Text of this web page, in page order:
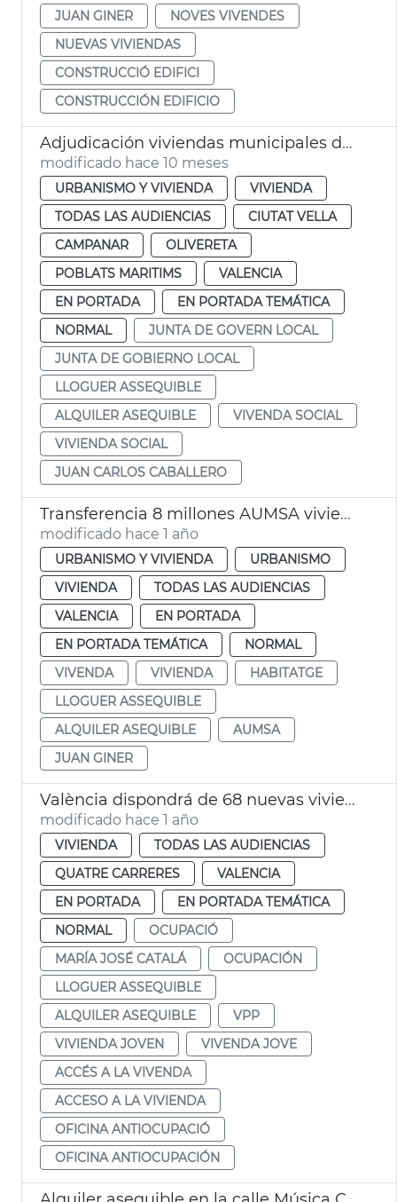
JUAN GINER
NOVES VIVENDES
NUEVAS VIVIENDAS
CONSTRUCCIÓ EDIFICI
CONSTRUCCIÓN EDIFICIO
Adjudicación viviendas municipales de alquiler asequible València
modificado hace 10 meses
URBANISMO Y VIVIENDA
VIVIENDA
TODAS LAS AUDIENCIAS
CIUTAT VELLA
CAMPANAR
OLIVERETA
POBLATS MARITIMS
VALENCIA
EN PORTADA
EN PORTADA TEMÁTICA
NORMAL
JUNTA DE GOVERN LOCAL
JUNTA DE GOBIERNO LOCAL
LLOGUER ASSEQUIBLE
ALQUILER ASEQUIBLE
VIVENDA SOCIAL
VIVIENDA SOCIAL
JUAN CARLOS CABALLERO
Transferencia 8 millones AUMSA viviendas alquiler asequible
modificado hace 1 año
URBANISMO Y VIVIENDA
URBANISMO
VIVIENDA
TODAS LAS AUDIENCIAS
VALENCIA
EN PORTADA
EN PORTADA TEMÁTICA
NORMAL
VIVENDA
VIVIENDA
HABITATGE
LLOGUER ASSEQUIBLE
ALQUILER ASEQUIBLE
AUMSA
JUAN GINER
València dispondrá de 68 nuevas viviendas de alquiler asequible este verano
modificado hace 1 año
VIVIENDA
TODAS LAS AUDIENCIAS
QUATRE CARRERES
VALENCIA
EN PORTADA
EN PORTADA TEMÁTICA
NORMAL
OCUPACIÓ
MARÍA JOSÉ CATALÁ
OCUPACIÓN
LLOGUER ASSEQUIBLE
ALQUILER ASEQUIBLE
VPP
VIVIENDA JOVEN
VIVENDA JOVE
ACCÉS A LA VIVENDA
ACCESO A LA VIVIENDA
OFICINA ANTIOCUPACIÓ
OFICINA ANTIOCUPACIÓN